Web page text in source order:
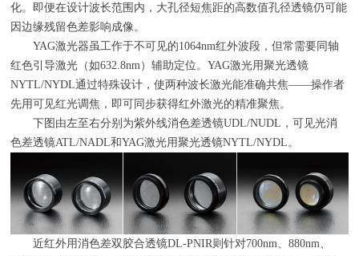
化。即便在设计波长范围内，大孔径短焦距的高数值孔径透镜仍可能
因边缘残留色差影响成像。
YAG激光器虽工作于不可见的1064nm红外波段，但常需要同轴
红色引导激光（如632.8nm）辅助定位。YAG激光用聚光透镜
NYTL/NYDL通过特殊设计，使两种波长激光能准确共焦——操作者
先用可见红光调焦，即可同步获得红外激光的精准聚焦。
下图由左至右分别为紫外线消色差透镜UDL/NUDL，可见光消
色差透镜ATL/NADL和YAG激光用聚光透镜NYTL/NYDL。
近红外用消色差双胶合透镜DL-PNIR则针对700nm、880nm、